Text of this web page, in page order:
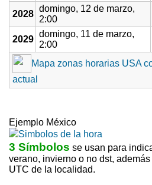
2028
domingo, 12 de marzo,
2:00
2029
domingo, 11 de marzo,
2:00
Mapa zonas horarias USA
actual
Ejemplo México
3 Símbolos se usan para
verano, invierno o no dst,
UTC de la localidad.